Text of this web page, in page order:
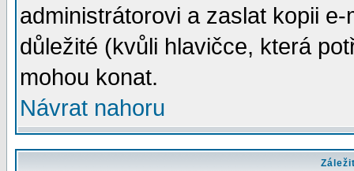
administrátorovi a zaslat kopii
důležité (kvůli hlavičce, která
mohou konat.
Návrat nahoru